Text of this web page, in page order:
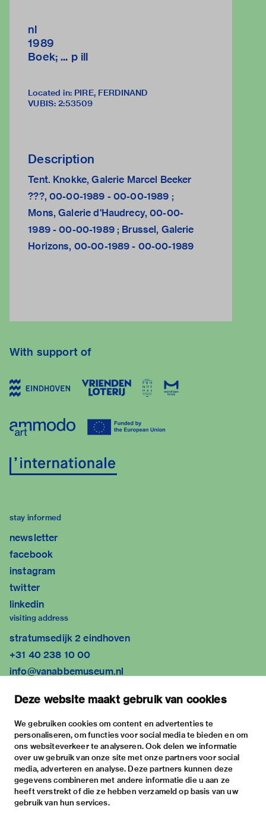
Deze website maakt gebruik van cookies
We gebruiken cookies om content en advertenties te
personaliseren, om functies voor social media te bieden en om
ons websiteverkeer te analyseren. Ook delen we informatie
over uw gebruik van onze site met onze partners voor social
media, adverteren en analyse. Deze partners kunnen deze
gegevens combineren met andere informatie die u aan ze
heeft verstrekt of die ze hebben verzameld op basis van uw
gebruik van hun services.
nl
1989
Boek; ... p ill
Located in: PIRE, FERDINAND
VUBIS: 2:53509
Description
Tent. Knokke, Galerie Marcel Beeker
???, 00-00-1989 - 00-00-1989 ;
Mons, Galerie d'Haudrecy, 00-00-
1989 - 00-00-1989 ; Brussel, Galerie
Horizons, 00-00-1989 - 00-00-1989
With support of
stay informed
newsletter
facebook
instagram
twitter
linkedin
visiting address
stratumsedijk 2 eindhoven
+31 40 238 10 00
info@vanabbemuseum.nl
exhibitions
activities
practical information
about
the museum
the collection
foundations & partners